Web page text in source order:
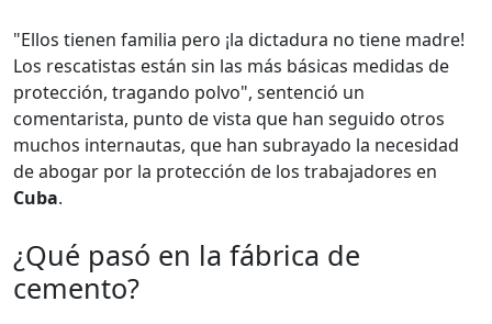
"Ellos tienen familia pero ¡la dictadura no tiene madre!
Los rescatistas están sin las más básicas medidas de
protección, tragando polvo", sentenció un
comentarista, punto de vista que han seguido otros
muchos internautas, que han subrayado la necesidad
de abogar por la protección de los trabajadores en
Cuba.
¿Qué pasó en la fábrica de
cemento?